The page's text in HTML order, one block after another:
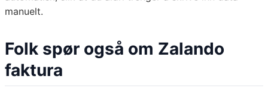
manuelt.
Folk spør også om Zalando
faktura